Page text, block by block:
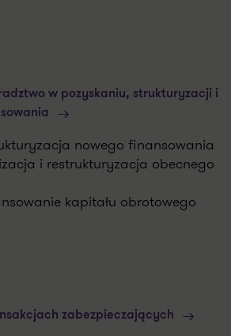
w pozyskaniu, strukturyzacji i
nowego finansowania
i restrukturyzacja obecnego
kapitału obrotowego
zabezpieczających